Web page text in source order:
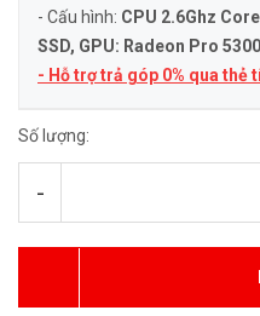
- Cấu hình: CPU 2.6Ghz
SSD, GPU: Radeon Pro
- Hỗ trợ trả góp 0% qua thẻ
Số lượng:
-